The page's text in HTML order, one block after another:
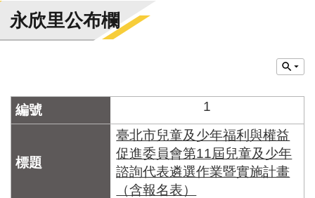
臺
北
市
門
牌
檢
永欣里公布欄
1
臺北市兒童及少年福利與權益
促進委員會第11屆兒童及少年
諮詢代表遴選作業暨實施計畫
（含報名表）